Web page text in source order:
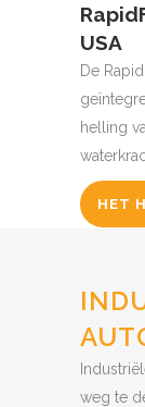
USA
De
helling
HET
weg te